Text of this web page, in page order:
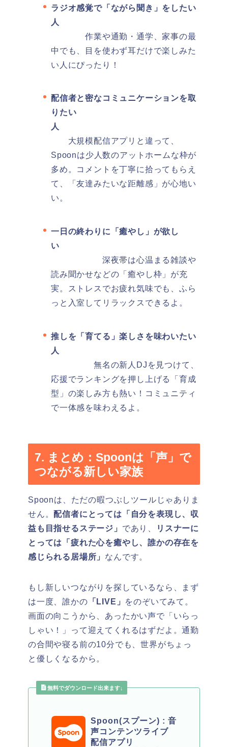
ラジオ感覚で「ながら聞き」をしたい
人
作業や通勤・通学、家事の最
中でも、目を使わず耳だけで楽しみた
い人にぴったり！
配信者と密なコミュニケーションを取
りたい
人
大規模配信アプリと違って、
Spoonは少人数のアットホームな枠が
多め。コメントを丁寧に拾ってもらえ
て、「友達みたいな距離感」が心地い
い。
一日の終わりに「癒やし」が欲し
い
深夜帯は心温まる雑談や
読み聞かせなどの「癒やし枠」が充
実。ストレスでお疲れ気味でも、ふら
っと入室してリラックスできるよ。
推しを「育てる」楽しさを味わいたい
人
無名の新人DJを見つけて、
応援でランキングを押し上げる「育成
型」の楽しみ方も熱い！コミュニティ
で一体感を味わえるよ。
7. まとめ：Spoonは「声」で
つながる新しい家族
Spoonは、ただの暇つぶしツールじゃありま
せん。配信者にとっては「自分を表現し、収
益も目指せるステージ」 であり、
リスナーに
とっては「疲れた心を癒やし、誰かの存在を
感じられる居場所」 なんです。
もし新しいつながりを探しているなら、まず
は一度、誰かの 「LIVE」 をのぞいてみて。
画面の向こうから、あったかい声で「いらっ
しゃい！」って迎えてくれるはずだよ。通勤
の合間や寝る前の10分でも、世界がちょっ
と優しくなるから。
無料でダウンロード出来ます↓
Spoon(スプーン) : 音
声コンテンツライブ
配信アプリ